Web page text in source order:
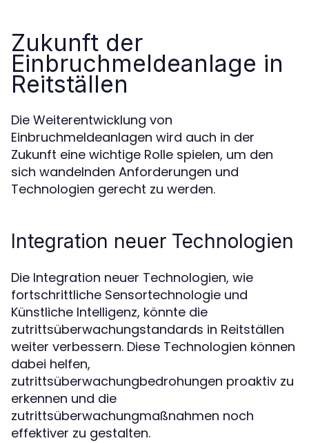
Zukunft der
Einbruchmeldeanlage in
Reitställen
Die Weiterentwicklung von
Einbruchmeldeanlagen wird auch in der
Zukunft eine wichtige Rolle spielen, um den
sich wandelnden Anforderungen und
Technologien gerecht zu werden.
Integration neuer Technologien
Die Integration neuer Technologien, wie
fortschrittliche Sensortechnologie und
Künstliche Intelligenz, könnte die
zutrittsüberwachungstandards in Reitställen
weiter verbessern. Diese Technologien können
dabei helfen,
zutrittsüberwachungbedrohungen proaktiv zu
erkennen und die
zutrittsüberwachungmaßnahmen noch
effektiver zu gestalten.